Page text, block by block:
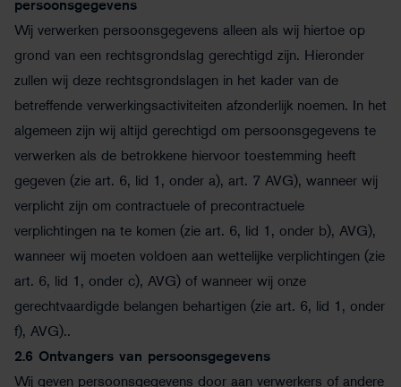
persoonsgegevens
Wij verwerken persoonsgegevens alleen als wij hiertoe op
grond van een rechtsgrondslag gerechtigd zijn. Hieronder
zullen wij deze rechtsgrondslagen in het kader van de
betreffende verwerkingsactiviteiten afzonderlijk noemen. In het
algemeen zijn wij altijd gerechtigd om persoonsgegevens te
verwerken als de betrokkene hiervoor toestemming heeft
gegeven (zie art. 6, lid 1, onder a), art. 7 AVG), wanneer wij
verplicht zijn om contractuele of precontractuele
verplichtingen na te komen (zie art. 6, lid 1, onder b), AVG),
wanneer wij moeten voldoen aan wettelijke verplichtingen (zie
art. 6, lid 1, onder c), AVG) of wanneer wij onze
gerechtvaardigde belangen behartigen (zie art. 6, lid 1, onder
f), AVG)..
2.6 Ontvangers van persoonsgegevens
Wij geven persoonsgegevens door aan verwerkers of andere